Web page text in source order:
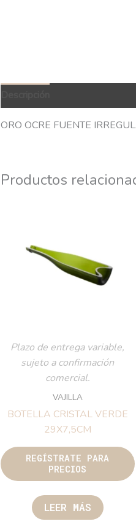
ORO OCRE FUENTE
Productos
Plazo de entrega variable,
sujeto a confirmación
comercial.
VAJILLA
BOTELLA CRISTAL VERDE
29X7,5CM
REGÍSTRATE PARA
PRECIOS
LEER MÁS